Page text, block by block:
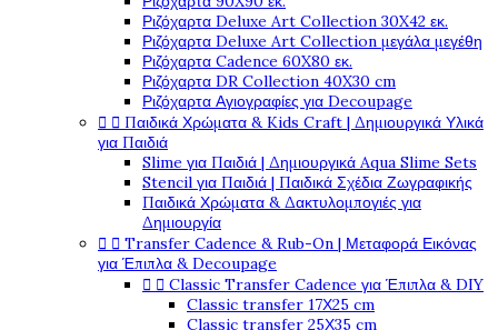
Ριζόχαρτα Deluxe Art Collection 30X42 εκ.
Ριζόχαρτα Deluxe Art Collection μεγάλα μεγέθη
Ριζόχαρτα Cadence 60X80 εκ.
Ριζόχαρτα DR Collection 40X30 cm
Ριζόχαρτα Αγιογραφίες για Decoupage
  Παιδικά Χρώματα & Kids Craft | Δημιουργικά Υλικά
για Παιδιά
Slime για Παιδιά | Δημιουργικά Aqua Slime Sets
Stencil για Παιδιά | Παιδικά Σχέδια Ζωγραφικής
Παιδικά Χρώματα & Δακτυλομπογιές για
Δημιουργία
  Transfer Cadence & Rub-On | Μεταφορά Εικόνας
για Έπιπλα & Decoupage
  Classic Transfer Cadence για Έπιπλα & DIY
Classic transfer 17Χ25 cm
Classic transfer 25Χ35 cm